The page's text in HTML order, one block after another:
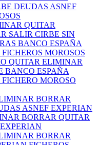
DEUDAS ASNEF
QUITAR
SALIR CIRBE SIN
BANCO ESPAÑA
MOROSOS
QUITAR ELIMINAR
BANCO ESPAÑA
MOROSO
BORRAR
ASNEF EXPERIAN
BORRAR QUITAR
BORRAR